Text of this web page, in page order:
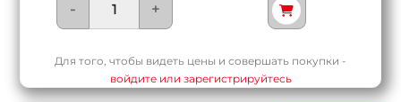
- +
Для того, чтобы видеть цены и совершать покупки -
войдите или зарегистрируйтесь